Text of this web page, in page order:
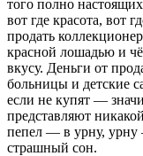
того полно
вот где красота, вот
продать
красной лошадью и
вкусу. Деньги от
больницы и детские
если не купят —
представляют
пепел — в урну, урну
страшный сон.